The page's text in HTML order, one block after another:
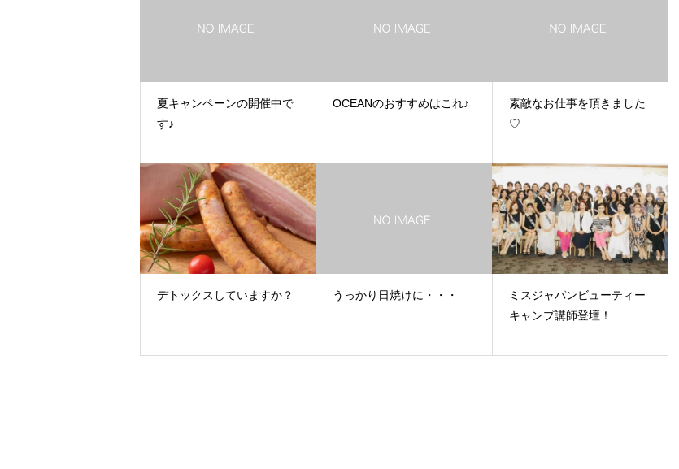
夏キャンペーンの開催中で
す♪
OCEANのおすすめはこれ♪
素敵なお仕事を頂きました
♡
デトックスしていますか？ うっかり日焼けに・・・
ミスジャパンビューティー
キャンプ講師登壇！